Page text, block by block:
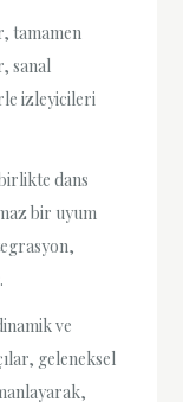
tamamen
sanal
izleyicileri
dans
bir uyum
ve
geleneksel